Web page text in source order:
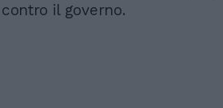
contro il governo.